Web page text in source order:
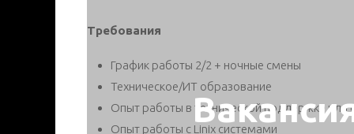
Требования
График работы 2/2 + ночные смены
Техническое/ИТ образование
Опыт работы в технической поддержке или
Опыт работы с Linix системами